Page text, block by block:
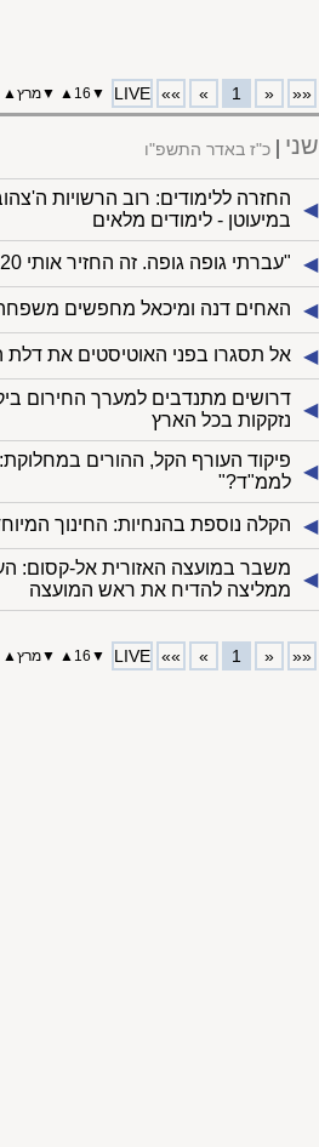
««
«
1
»
»»
LIVE
▼
16
▲
▼מרץ▲
שני כ"ז באדר התשפ"ו
◀︎
החזרה ללימודים: רוב הרשויות
במיעוטן - לימודים מלאים
◀︎ "עברתי גופה גופה. זה החזיר אותי 20 שנה אחורה, לפיגועים"
◀︎ האחים דנה ומיכאל מחפשים
◀︎ אל תסגרו בפני האוטיסטים את דלת
◀︎
דרושים מתנדבים למערך החירום
נזקקות בכל הארץ
◀︎
לממ"ד?"
◀︎ הקלה נוספת בהנחיות: החינוך
◀︎
משבר במועצה האזורית אל-קסום:
ממליצה להדיח את ראש המועצה
««
«
1
»
»»
LIVE
▼
16
▲
▼מרץ▲